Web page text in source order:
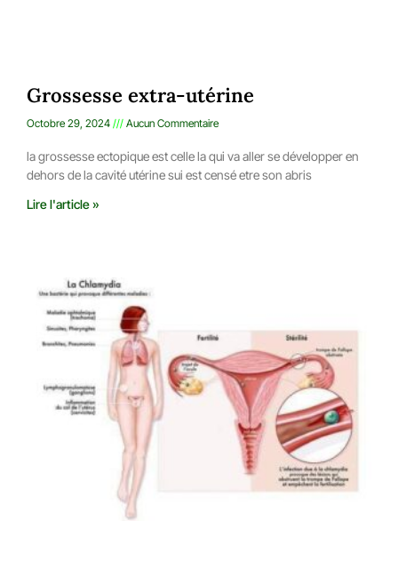
Grossesse extra-utérine
Octobre 29, 2024 Aucun Commentaire
la grossesse ectopique est celle la qui va aller se développer en
dehors de la cavité utérine sui est censé etre son abris
Lire l'article »